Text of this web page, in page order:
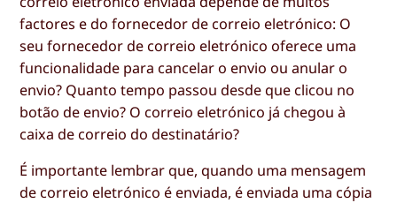
factores e do fornecedor de correio eletrónico: O
seu fornecedor de correio eletrónico oferece uma
funcionalidade para cancelar o envio ou anular o
envio? Quanto tempo passou desde que clicou no
botão de envio? O correio eletrónico já chegou à
caixa de correio do destinatário?
É importante lembrar que, quando uma mensagem
de correio eletrónico é enviada, é enviada uma cópia